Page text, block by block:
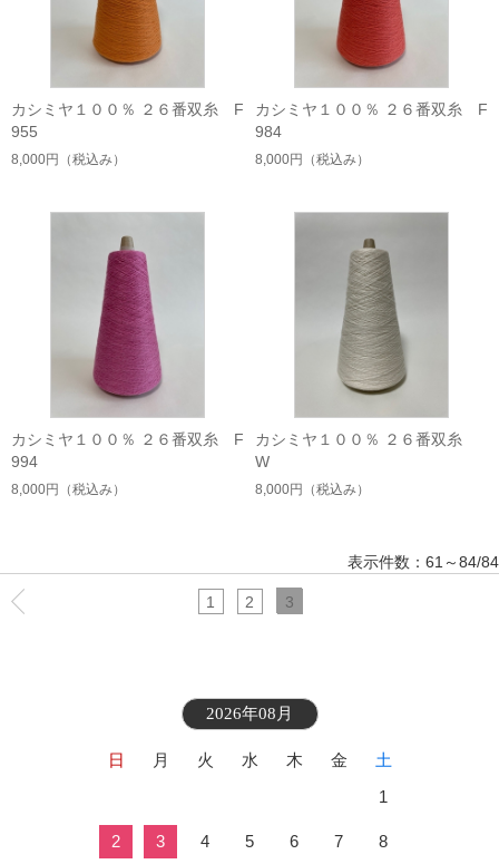
カシミヤ１００％ ２６番双糸 F
955
8,000円 （税込み）
カシミヤ１００％ ２６番双糸 F
984
8,000円 （税込み）
カシミヤ１００％ ２６番双糸 F
994
8,000円 （税込み）
カシミヤ１００％ ２６番双糸
W
8,000円 （税込み）
表示件数：61～84/84
1 2 3
2026年08月
日 月 火 水 木 金
土
1
2 3 4 5 6 7 8